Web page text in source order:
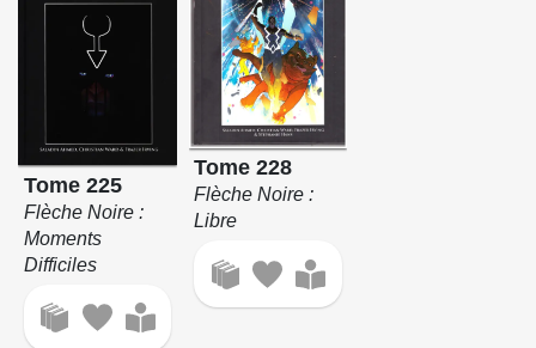
Tome 225
Flèche Noire :
Moments
Difficiles
Tome 228
Flèche Noire :
Libre